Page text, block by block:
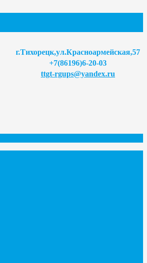
г.Тихорецк,ул.Красноармейская,57
+7(86196)6-20-03
ttgt-rgups@yandex.ru